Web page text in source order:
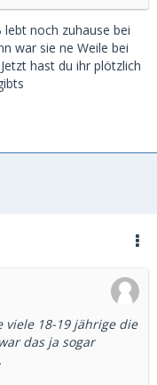
noch zuhause bei
war sie ne Weile bei
hast du ihr plötzlich
18-19 jährige die
das ja sogar